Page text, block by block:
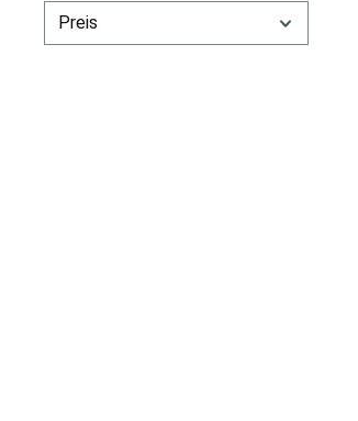
Preis